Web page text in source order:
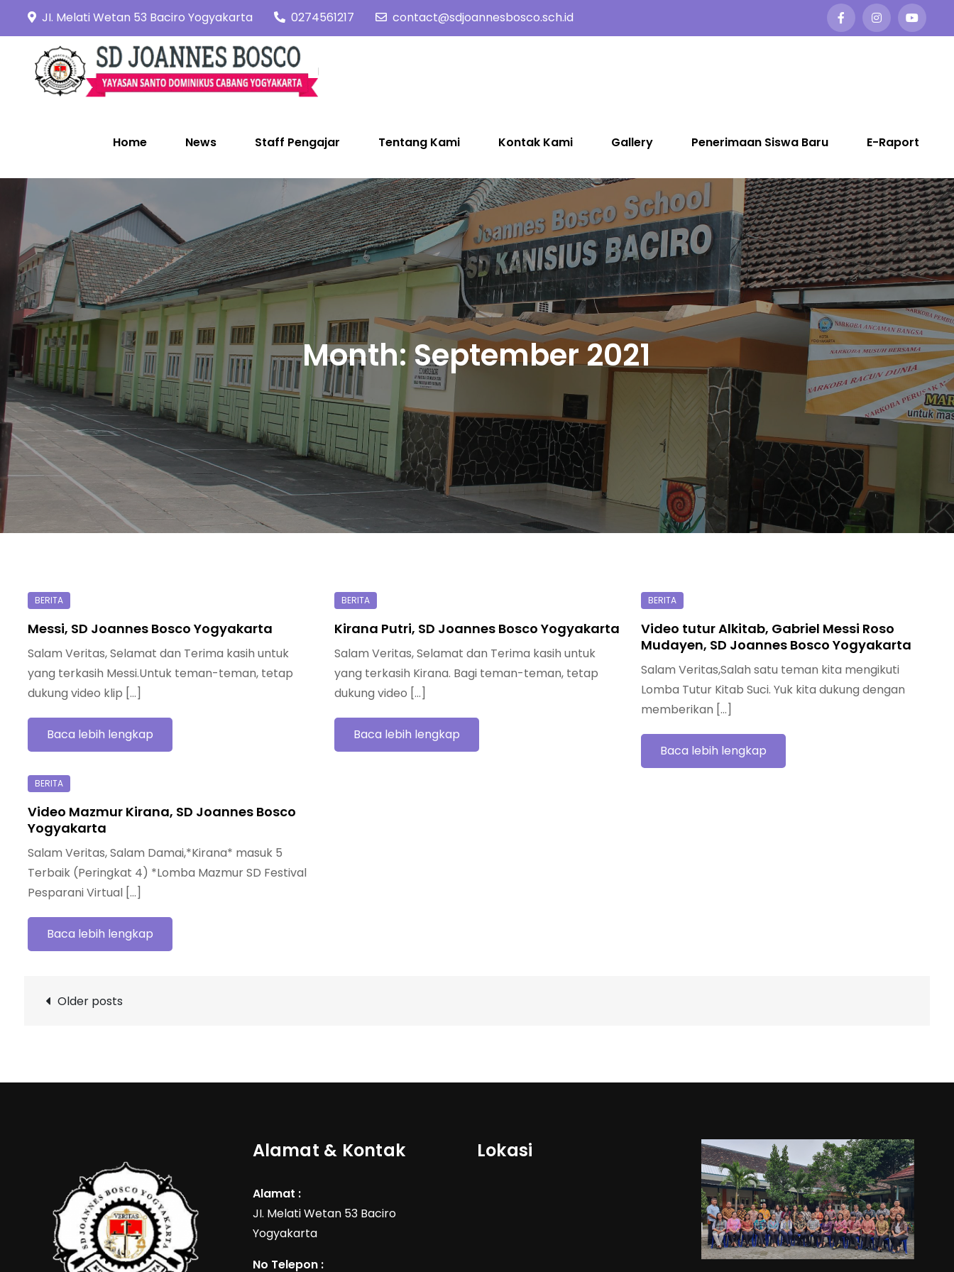
content
JI. Melati Wetan 53 Baciro Yogyakarta 0274561217 contact@sdjoannesbosco.sch.id
Home News Staff Pengajar Tentang Kami Kontak Kami Gallery Penerimaan Siswa Baru E-Raport
Month:September 2021
Messi, SD Joannes Bosco Yogyakarta
Salam Veritas, Selamat dan Terima kasih untuk
yang terkasih Messi.Untuk teman-teman, tetap
dukung video klip […]
Baca lebih lengkap
Kirana Putri, SD Joannes Bosco Yogyakarta
Salam Veritas, Selamat dan Terima kasih untuk
yang terkasih Kirana. Bagi teman-teman, tetap
dukung video […]
Baca lebih lengkap
Video tutur Alkitab, Gabriel Messi Roso
Mudayen, SD Joannes Bosco Yogyakarta
Salam Veritas,Salah satu teman kita mengikuti
Lomba Tutur Kitab Suci. Yuk kita dukung dengan
memberikan […]
Baca lebih lengkap
Video Mazmur Kirana, SD Joannes Bosco
Yogyakarta
Salam Veritas, Salam Damai,*Kirana* masuk 5
Terbaik (Peringkat 4) *Lomba Mazmur SD Festival
Pesparani Virtual […]
Baca lebih lengkap
Posts
Older posts
Alamat & Kontak
Alamat :
JI. Melati Wetan 53 Baciro
Yogyakarta
No Telepon :
Lokasi